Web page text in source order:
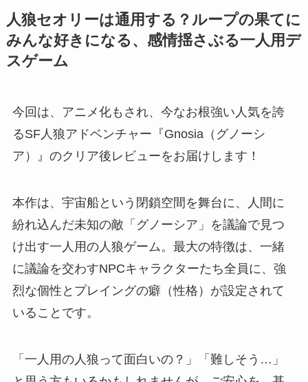
人狼セオリーは通用する？ループの果てに
みんな好きになる、感情揺さぶる一人用デ
スゲーム
今回は、アニメ化もされ、今なお根強い人気を誇
るSF人狼アドベンチャー『Gnosia（グノーシ
ア）』のクリア後レビューをお届けします！
本作は、宇宙船という閉鎖空間を舞台に、人間に
紛れ込んだ未知の敵「グノーシア」を議論で見つ
け出す一人用の人狼ゲーム。最大の特徴は、一緒
に議論を交わすNPCキャラクターたち全員に、強
烈な個性とプレイングの癖（性格）が設定されて
いることです。
「一人用の人狼って面白いの？」「難しそう…」